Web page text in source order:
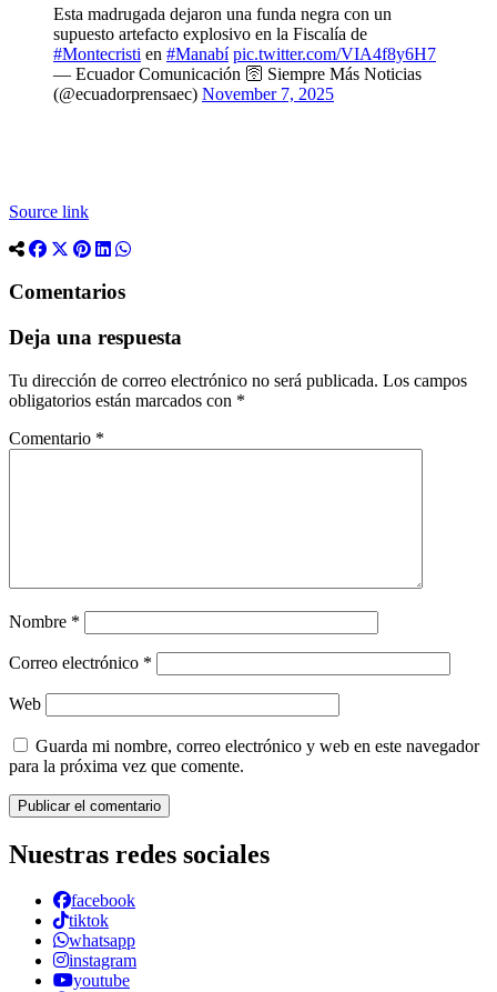
Esta madrugada dejaron una funda negra con un
supuesto artefacto explosivo en la Fiscalía de
#Montecristi en #Manabí pic.twitter.com/VIA4f8y6H7
— Ecuador Comunicación 🛜 Siempre Más Noticias
(@ecuadorprensaec) November 7, 2025
Source link
Comentarios
Deja una respuesta
Tu dirección de correo electrónico no será publicada. Los campos
obligatorios están marcados con *
Comentario *
Nombre *
Correo electrónico *
Web
Guarda mi nombre, correo electrónico y web en este navegador
para la próxima vez que comente.
Nuestras redes sociales
facebook
tiktok
whatsapp
instagram
youtube